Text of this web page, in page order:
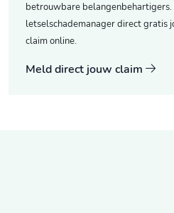
betrouwbare belangenbehartigers.
letselschademanager direct gratis
claim online.
Meld direct jouw claim